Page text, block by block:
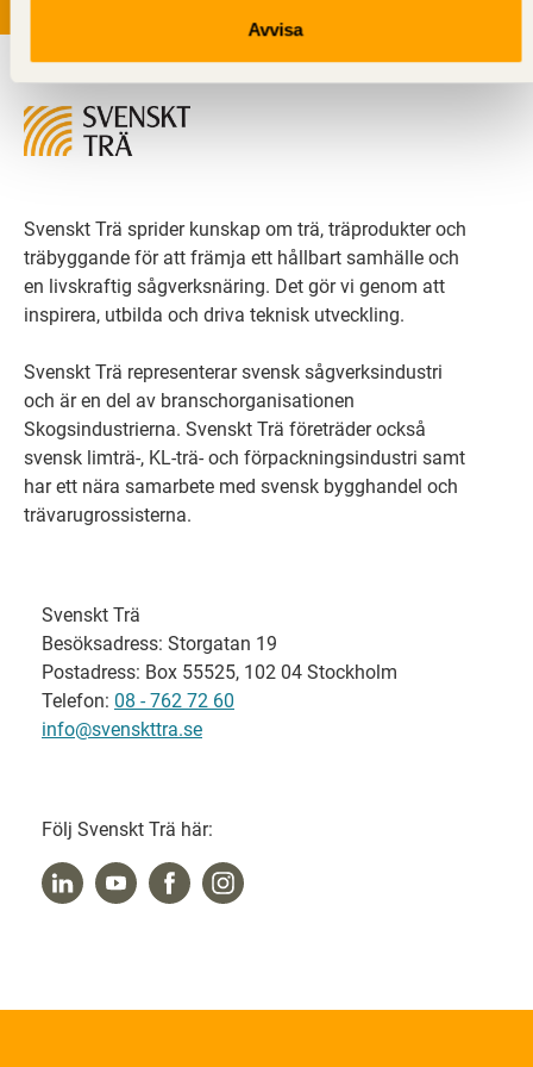
Avvisa
Svenskt Trä sprider kunskap om trä, träprodukter och
träbyggande för att främja ett hållbart samhälle och
en livskraftig sågverksnäring. Det gör vi genom att
inspirera, utbilda och driva teknisk utveckling.
Svenskt Trä representerar svensk sågverksindustri
och är en del av branschorganisationen
Skogsindustrierna. Svenskt Trä företräder också
svensk limträ-, KL-trä- och förpackningsindustri samt
har ett nära samarbete med svensk bygghandel och
trävarugrossisterna.
Svenskt Trä
Besöksadress: Storgatan 19
Postadress: Box 55525, 102 04 Stockholm
Telefon: 08 - 762 72 60
info@svenskttra.se
Följ Svenskt Trä här: